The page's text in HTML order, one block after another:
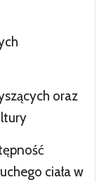
oraz
ciała w